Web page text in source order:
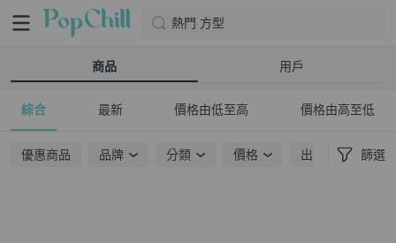
熱門 方型
商品 用戶
綜合 最新 價格由低至高 價格由高至低
優惠商品 品牌 分類 價格 出貨地點 篩選